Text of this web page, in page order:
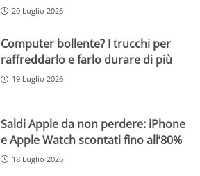
20 Luglio 2026
Computer bollente? I trucchi per
raffreddarlo e farlo durare di più
19 Luglio 2026
Saldi Apple da non perdere: iPhone
e Apple Watch scontati fino all’80%
18 Luglio 2026